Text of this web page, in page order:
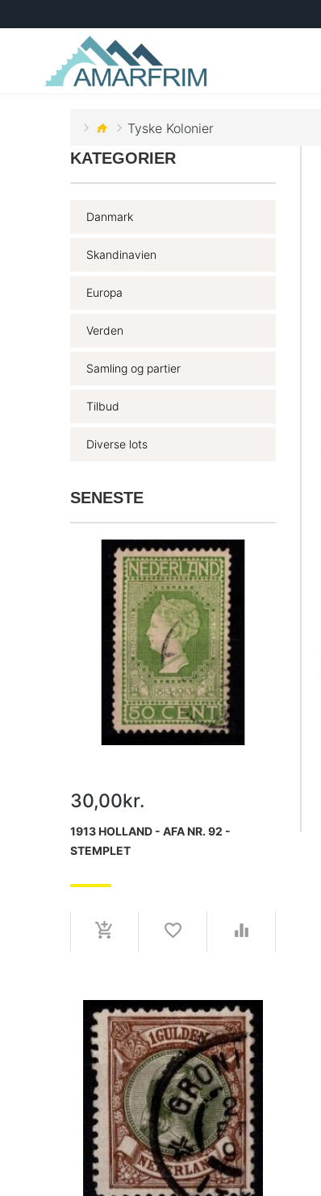
Tyske Kolonier
KATEGORIER
Danmark
Skandinavien
Europa
Verden
Samling og partier
Tilbud
Diverse lots
SENESTE
30,00kr.
1913 HOLLAND - AFA NR. 92 -
STEMPLET